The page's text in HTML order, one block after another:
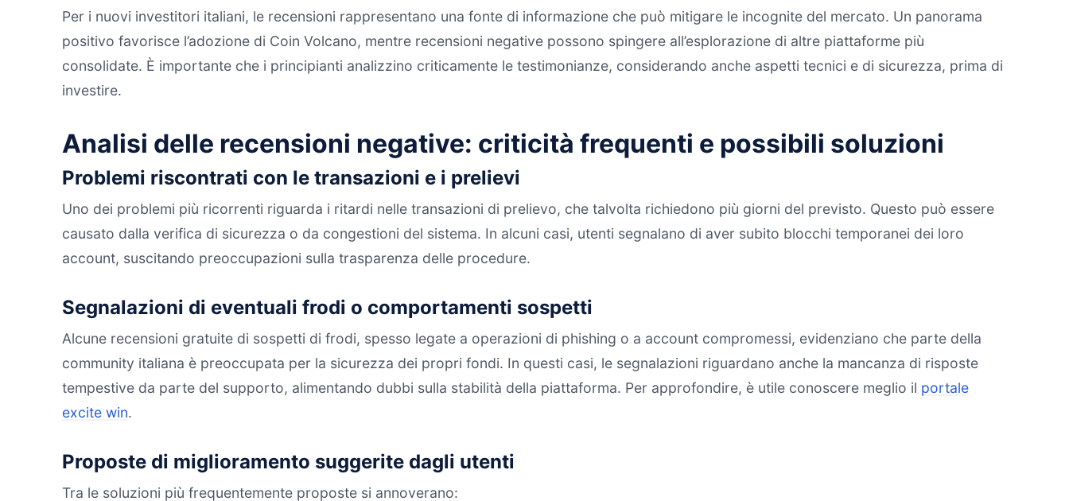
Per i nuovi investitori italiani, le recensioni rappresentano una fonte di informazione che può mitigare le incognite del mercato. Un panorama
positivo favorisce l’adozione di Coin Volcano, mentre recensioni negative possono spingere all’esplorazione di altre piattaforme più
consolidate. È importante che i principianti analizzino criticamente le testimonianze, considerando anche aspetti tecnici e di sicurezza, prima di
investire.
Analisi delle recensioni negative: criticità frequenti e possibili soluzioni
Problemi riscontrati con le transazioni e i prelievi
Uno dei problemi più ricorrenti riguarda i ritardi nelle transazioni di prelievo, che talvolta richiedono più giorni del previsto. Questo può essere
causato dalla verifica di sicurezza o da congestioni del sistema. In alcuni casi, utenti segnalano di aver subito blocchi temporanei dei loro
account, suscitando preoccupazioni sulla trasparenza delle procedure.
Segnalazioni di eventuali frodi o comportamenti sospetti
Alcune recensioni gratuite di sospetti di frodi, spesso legate a operazioni di phishing o a account compromessi, evidenziano che parte della
community italiana è preoccupata per la sicurezza dei propri fondi. In questi casi, le segnalazioni riguardano anche la mancanza di risposte
tempestive da parte del supporto, alimentando dubbi sulla stabilità della piattaforma. Per approfondire, è utile conoscere meglio il portale
excite win.
Proposte di miglioramento suggerite dagli utenti
Tra le soluzioni più frequentemente proposte si annoverano: